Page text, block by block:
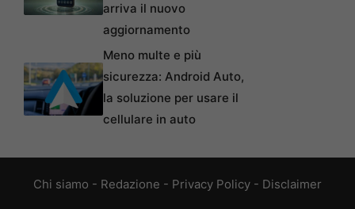
arriva il nuovo
aggiornamento
Meno multe e più
sicurezza: Android Auto,
la soluzione per usare il
cellulare in auto
Chi siamo - Redazione - Privacy Policy - Disclaimer